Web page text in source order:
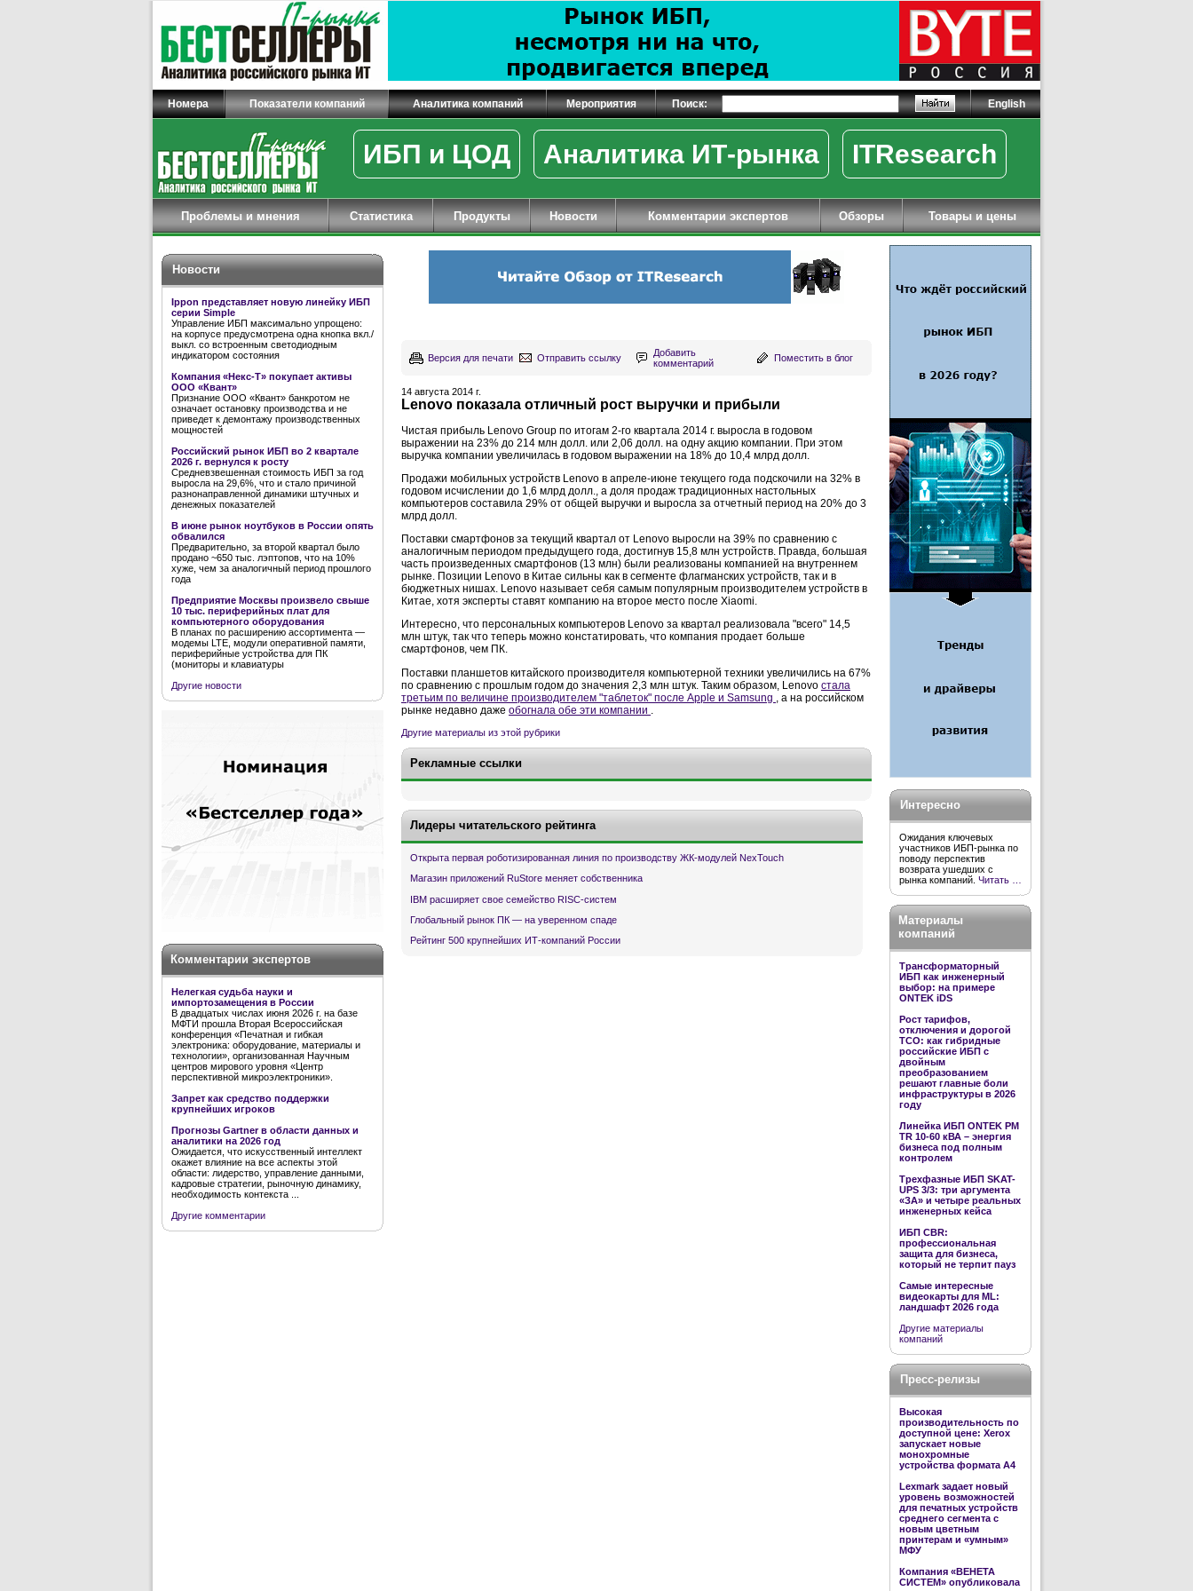
Номера Показатели компаний Аналитика компаний Мероприятия Поиск: English
ИБП и ЦОД Аналитика ИТ-рынка ITResearch
Проблемы и мнения Статистика Продукты Новости Комментарии экспертов Обзоры Товары и цены
Новости
Ippon представляет новую линейку ИБП
серии Simple
Управление ИБП максимально упрощено:
на корпусе предусмотрена одна кнопка вкл./
выкл. со встроенным светодиодным
индикатором состояния
Компания «Некс-Т» покупает активы
ООО «Квант»
Признание ООО «Квант» банкротом не
означает остановку производства и не
приведет к демонтажу производственных
мощностей
Российский рынок ИБП во 2 квартале
2026 г. вернулся к росту
Средневзвешенная стоимость ИБП за год
выросла на 29,6%, что и стало причиной
разнонаправленной динамики штучных и
денежных показателей
В июне рынок ноутбуков в России опять
обвалился
Предварительно, за второй квартал было
продано ~650 тыс. лэптопов, что на 10%
хуже, чем за аналогичный период прошлого
года
Предприятие Москвы произвело свыше
10 тыс. периферийных плат для
компьютерного оборудования
В планах по расширению ассортимента —
модемы LTE, модули оперативной памяти,
периферийные устройства для ПК
(мониторы и клавиатуры
Другие новости
Комментарии экспертов
Нелегкая судьба науки и
импортозамещения в России
В двадцатых числах июня 2026 г. на базе
МФТИ прошла Вторая Всероссийская
конференция «Печатная и гибкая
электроника: оборудование, материалы и
технологии», организованная Научным
центров мирового уровня «Центр
перспективной микроэлектроники».
Запрет как средство поддержки
крупнейших игроков
Прогнозы Gartner в области данных и
аналитики на 2026 год
Ожидается, что искусственный интеллект
окажет влияние на все аспекты этой
области: лидерство, управление данными,
кадровые стратегии, рыночную динамику,
необходимость контекста ...
Другие комментарии
Версия для печати Отправить ссылку
Добавить
комментарий
Поместить в блог
14 августа 2014 г.
Lenovo показала отличный рост выручки и прибыли
Чистая прибыль Lenovo Group по итогам 2-го квартала 2014 г. выросла в годовом
выражении на 23% до 214 млн долл. или 2,06 долл. на одну акцию компании. При этом
выручка компании увеличилась в годовом выражении на 18% до 10,4 млрд долл.
Продажи мобильных устройств Lenovo в апреле-июне текущего года подскочили на 32% в
годовом исчислении до 1,6 млрд долл., а доля продаж традиционных настольных
компьютеров составила 29% от общей выручки и выросла за отчетный период на 20% до 3
млрд долл.
Поставки смартфонов за текущий квартал от Lenovo выросли на 39% по сравнению с
аналогичным периодом предыдущего года, достигнув 15,8 млн устройств. Правда, большая
часть произведенных смартфонов (13 млн) были реализованы компанией на внутреннем
рынке. Позиции Lenovo в Китае сильны как в сегменте флагманских устройств, так и в
бюджетных нишах. Lenovo называет себя самым популярным производителем устройств в
Китае, хотя эксперты ставят компанию на второе место после Xiaomi.
Интересно, что персональных компьютеров Lenovo за квартал реализовала "всего" 14,5
млн штук, так что теперь можно констатировать, что компания продает больше
смартфонов, чем ПК.
Поставки планшетов китайского производителя компьютерной техники увеличились на 67%
по сравнению с прошлым годом до значения 2,3 млн штук. Таким образом, Lenovo стала
третьим по величине производителем "таблеток" после Apple и Samsung
, а на российском
рынке недавно даже обогнала обе эти компании
Другие материалы из этой рубрики
Рекламные ссылки
Лидеры читательского рейтинга
Открыта первая роботизированная линия по производству ЖК-модулей NexTouch
Магазин приложений RuStore меняет собственника
IBM расширяет свое семейство RISC-систем
Глобальный рынок ПК — на уверенном спаде
Рейтинг 500 крупнейших ИТ-компаний России
Интересно
Ожидания ключевых
участников ИБП-рынка по
поводу перспектив
возврата ушедших с
рынка компаний. Читать …
Материалы
компаний
Трансформаторный
ИБП как инженерный
выбор: на примере
ONTEK iDS
Рост тарифов,
отключения и дорогой
TCO: как гибридные
российские ИБП с
двойным
преобразованием
решают главные боли
инфраструктуры в 2026
году
Линейка ИБП ONTEK PM
TR 10-60 кВА – энергия
бизнеса под полным
контролем
Трехфазные ИБП SKAT-
UPS 3/3: три аргумента
«ЗА» и четыре реальных
инженерных кейса
ИБП CBR:
профессиональная
защита для бизнеса,
который не терпит пауз
Самые интересные
видеокарты для ML:
ландшафт 2026 года
Другие материалы
компаний
Пресс-релизы
Высокая
производительность по
доступной цене: Xerox
запускает новые
монохромные
устройства формата А4
Lexmark задает новый
уровень возможностей
для печатных устройств
среднего сегмента с
новым цветным
принтерам и «умным»
МФУ
Компания «ВЕНЕТА
СИСТЕМ» опубликовала